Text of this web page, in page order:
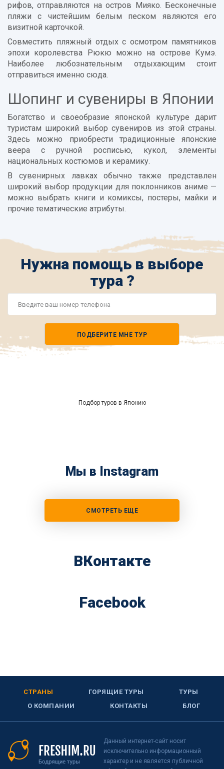
рифов, отправляются на остров Мияко. Бесконечные
пляжи с чистейшим белым песком являются его
визитной карточкой.
Совместить пляжный отдых с осмотром памятников
эпохи королевства Рюкю можно на острове Кумэ.
Наиболее любознательным отдыхающим стоит
отправиться именно сюда.
Шопинг и сувениры в Японии
Богатство и своеобразие японской культуре дарит
туристам широкий выбор сувениров из этой страны.
Здесь можно приобрести традиционные японские
веера с ручной росписью, кукол, элементы
национальных костюмов и керамику.
В сувенирных лавках обычно также представлен
широкий выбор продукции для поклонников аниме —
можно выбрать книги и комиксы, постеры, майки и
прочие тематические атрибуты.
Нужна помощь в выборе
тура ?
ПОДБЕРИТЕ МНЕ ТУР
Подбор туров в Японию
Мы в Instagram
СМОТРЕТЬ ЕЩЕ
ВКонтакте
Facebook
СТРАНЫ ГОРЯЩИЕ ТУРЫ
ТУРЫ
О КОМПАНИИ
КОНТАКТЫ БЛОГ
Данный интернет-сайт носит
исключительно информационный
характер и не является публичной